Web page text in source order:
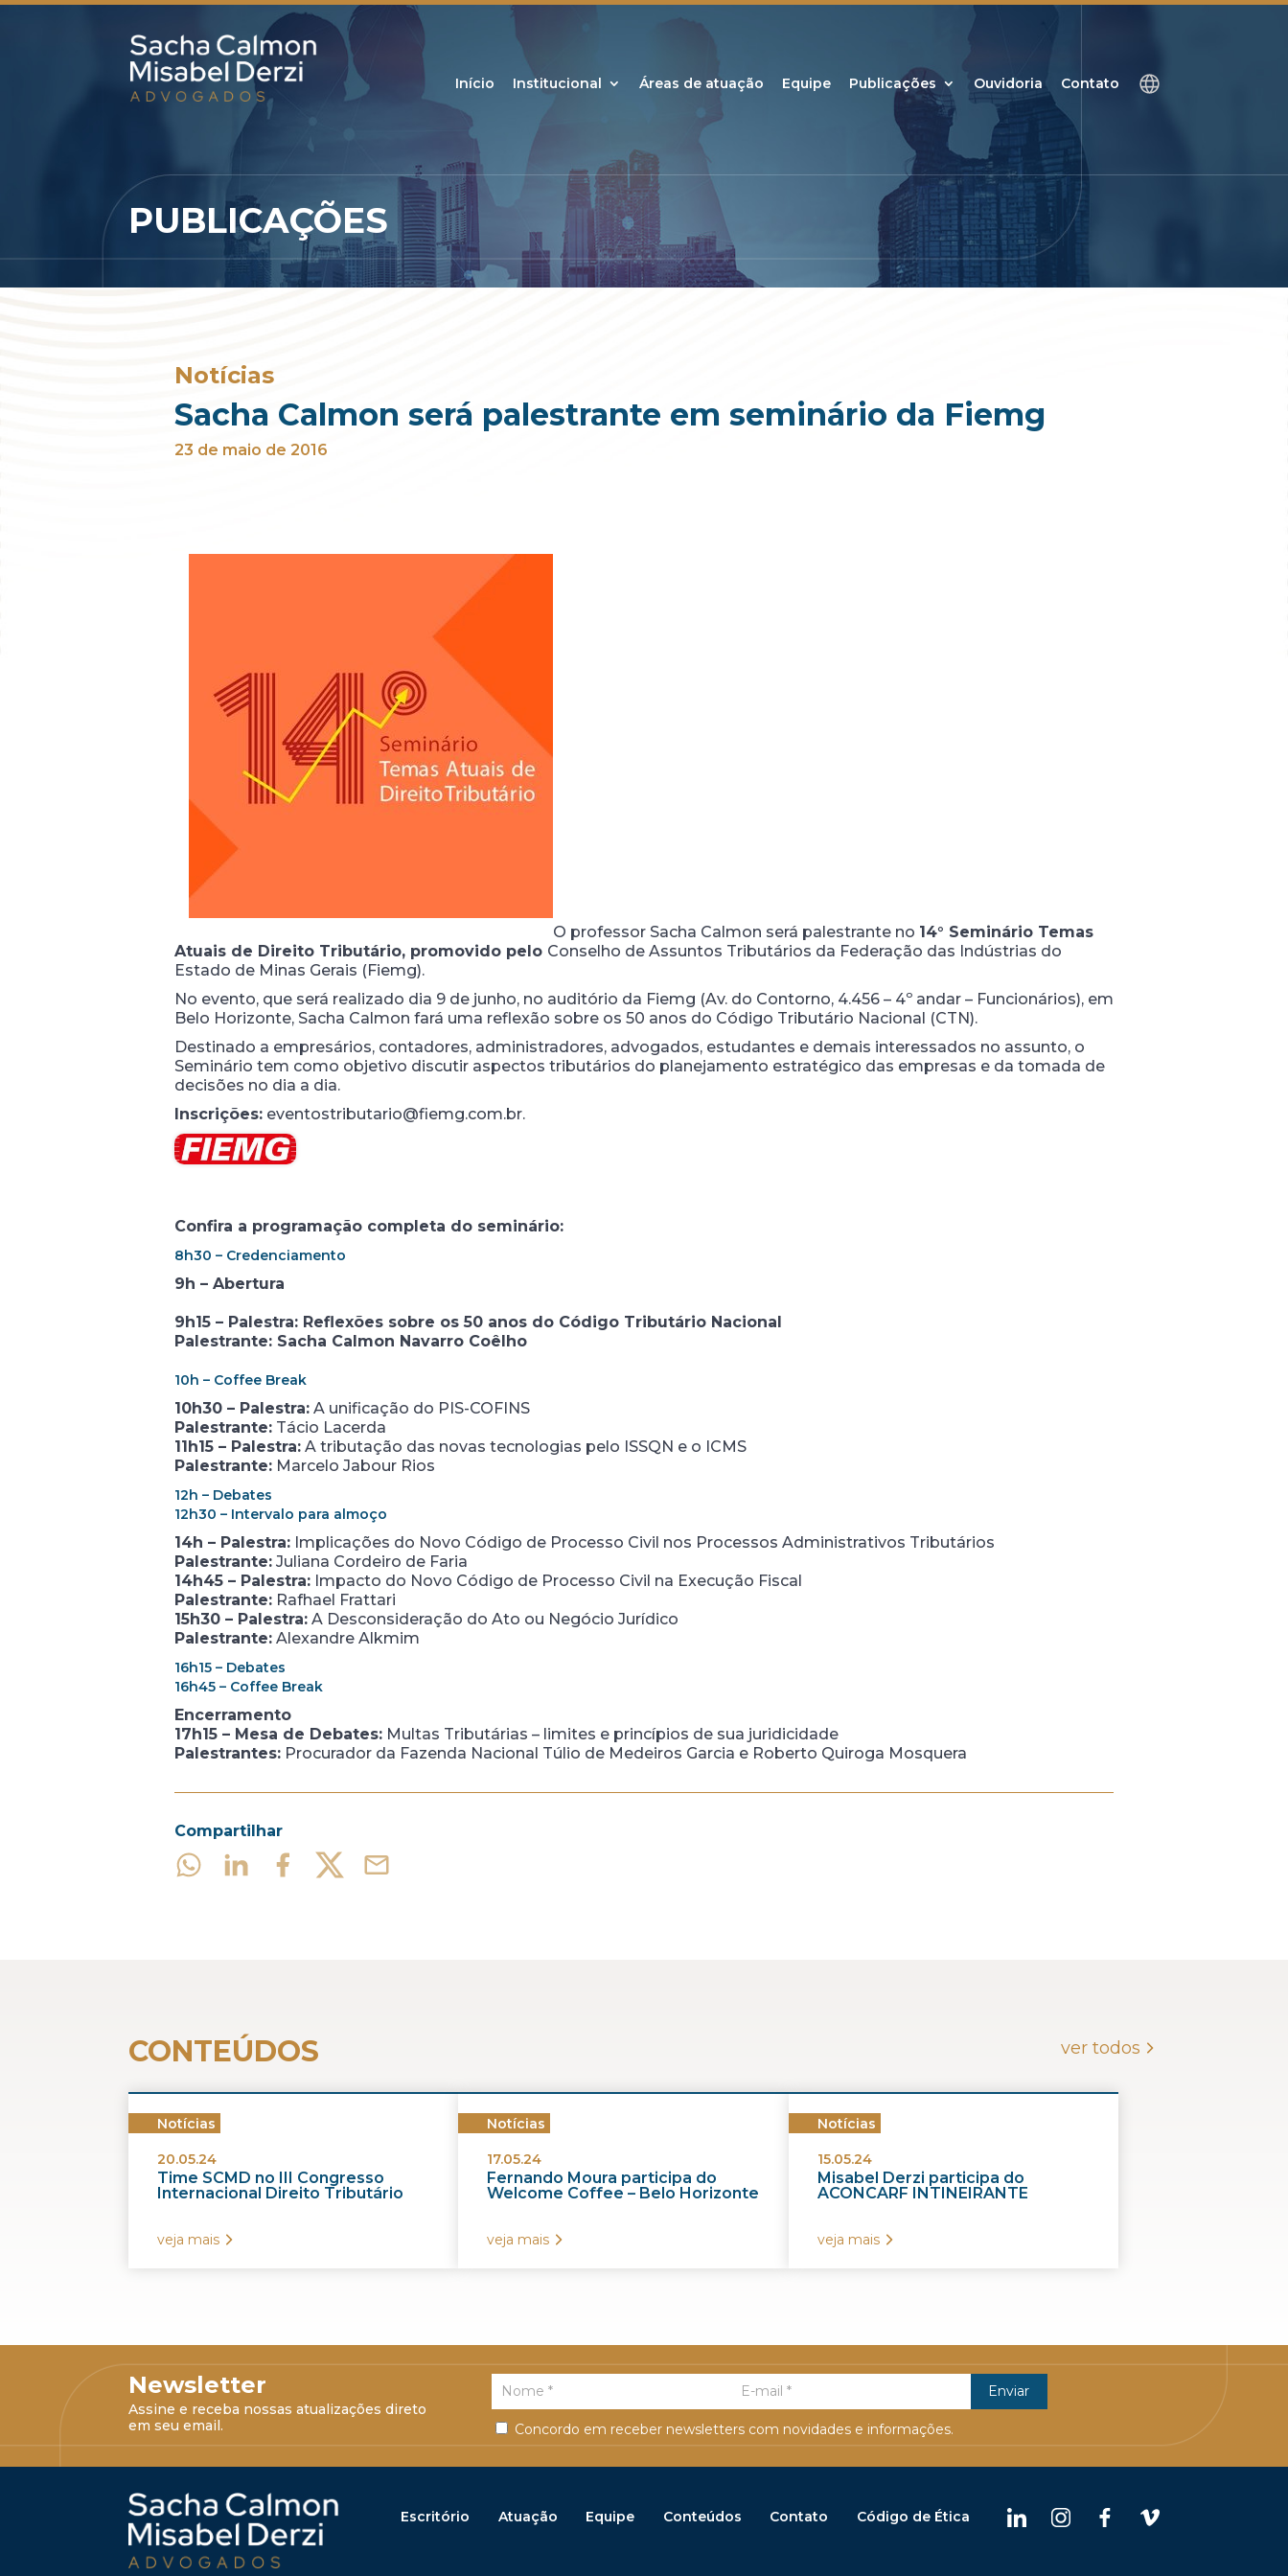
Início Institucional Áreas de atuação Equipe Publicações Ouvidoria Contato
PUBLICAÇÕES
Notícias
Sacha Calmon será palestrante em seminário da Fiemg
23 de maio de 2016
O professor Sacha Calmon será palestrante no 14° Seminário Temas
Atuais de Direito Tributário, promovido pelo Conselho de Assuntos Tributários da Federação das Indústrias do
Estado de Minas Gerais (Fiemg).
No evento, que será realizado dia 9 de junho, no auditório da Fiemg (Av. do Contorno, 4.456 – 4º andar – Funcionários), em
Belo Horizonte, Sacha Calmon fará uma reflexão sobre os 50 anos do Código Tributário Nacional (CTN).
Destinado a empresários, contadores, administradores, advogados, estudantes e demais interessados no assunto, o
Seminário tem como objetivo discutir aspectos tributários do planejamento estratégico das empresas e da tomada de
decisões no dia a dia.
Inscrições: eventostributario@fiemg.com.br.
Confira a programação completa do seminário:
8h30 – Credenciamento
9h – Abertura
9h15 – Palestra: Reflexões sobre os 50 anos do Código Tributário Nacional
Palestrante: Sacha Calmon Navarro Coêlho
10h – Coffee Break
10h30 – Palestra: A unificação do PIS-COFINS
Palestrante: Tácio Lacerda
11h15 – Palestra: A tributação das novas tecnologias pelo ISSQN e o ICMS
Palestrante: Marcelo Jabour Rios
12h – Debates
12h30 – Intervalo para almoço
14h – Palestra: Implicações do Novo Código de Processo Civil nos Processos Administrativos Tributários
Palestrante: Juliana Cordeiro de Faria
14h45 – Palestra: Impacto do Novo Código de Processo Civil na Execução Fiscal
Palestrante: Rafhael Frattari
15h30 – Palestra: A Desconsideração do Ato ou Negócio Jurídico
Palestrante: Alexandre Alkmim
16h15 – Debates
16h45 – Coffee Break
Encerramento
17h15 – Mesa de Debates: Multas Tributárias – limites e princípios de sua juridicidade
Palestrantes: Procurador da Fazenda Nacional Túlio de Medeiros Garcia e Roberto Quiroga Mosquera
Compartilhar
CONTEÚDOS ver todos
Notícias
20.05.24
Time SCMD no III Congresso
Internacional Direito Tributário
veja mais
Notícias
17.05.24
Fernando Moura participa do
Welcome Coffee – Belo Horizonte
veja mais
Notícias
15.05.24
Misabel Derzi participa do
ACONCARF INTINEIRANTE
veja mais
Newsletter
Assine e receba nossas atualizações direto
em seu email.
Concordo em receber newsletters com novidades e informações.
Escritório Atuação Equipe Conteúdos Contato Código de Ética